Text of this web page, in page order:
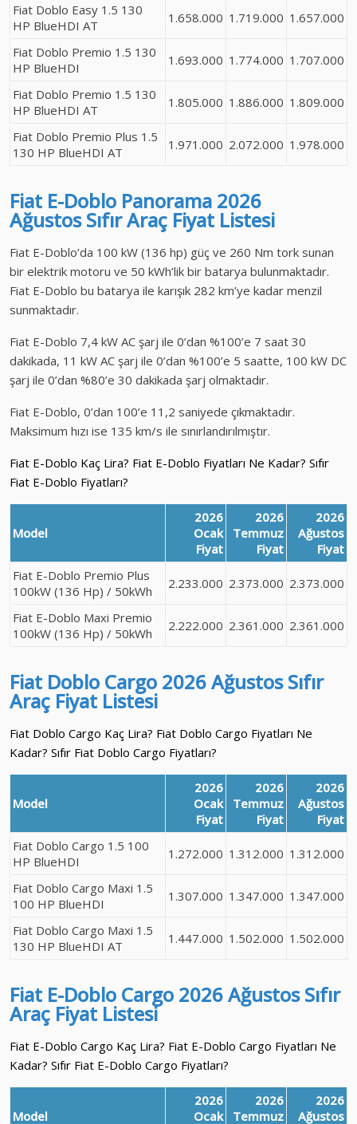
Fiat Doblo Easy 1.5 130
HP BlueHDI AT
1.658.000 1.719.000 1.657.000
Fiat Doblo Premio 1.5 130
HP BlueHDI
1.693.000 1.774.000 1.707.000
Fiat Doblo Premio 1.5 130
HP BlueHDI AT
1.805.000 1.886.000 1.809.000
Fiat Doblo Premio Plus 1.5
130 HP BlueHDI AT
1.971.000 2.072.000 1.978.000
Fiat E-Doblo Panorama 2026
AğustosSıfır Araç Fiyat Listesi
Fiat E-Doblo’da 100 kW (136 hp) güç ve 260 Nm tork sunan
bir elektrik motoru ve 50 kWh’lik bir batarya bulunmaktadır.
Fiat E-Doblo bu batarya ile karışık 282 km’ye kadar menzil
sunmaktadır.
Fiat E-Doblo 7,4 kW AC şarj ile 0’dan %100’e 7 saat 30
dakikada, 11 kW AC şarj ile 0’dan %100’e 5 saatte, 100 kW DC
şarj ile 0’dan %80’e 30 dakikada şarj olmaktadır.
Fiat E-Doblo, 0’dan 100’e 11,2 saniyede çıkmaktadır.
Maksimum hızı ise 135 km/s ile sınırlandırılmıştır.
Fiat E-Doblo Kaç Lira? Fiat E-Doblo Fiyatları Ne Kadar? Sıfır
Fiat E-Doblo Fiyatları?
Model
2026
Ocak
Fiyat
2026
Temmuz
Fiyat
2026
Ağustos
Fiyat
Fiat E-Doblo Premio Plus
100kW (136 Hp) / 50kWh
2.233.000 2.373.000 2.373.000
Fiat E-Doblo Maxi Premio
100kW (136 Hp) / 50kWh
2.222.000 2.361.000 2.361.000
Fiat Doblo Cargo 2026 AğustosSıfır
Araç Fiyat Listesi
Fiat Doblo Cargo Kaç Lira? Fiat Doblo Cargo Fiyatları Ne
Kadar? Sıfır Fiat Doblo Cargo Fiyatları?
Model
2026
Ocak
Fiyat
2026
Temmuz
Fiyat
2026
Ağustos
Fiyat
Fiat Doblo Cargo 1.5 100
HP BlueHDI
1.272.000 1.312.000 1.312.000
Fiat Doblo Cargo Maxi 1.5
100 HP BlueHDI
1.307.000 1.347.000 1.347.000
Fiat Doblo Cargo Maxi 1.5
130 HP BlueHDI AT
1.447.000 1.502.000 1.502.000
Fiat E-Doblo Cargo 2026 AğustosSıfır
Araç Fiyat Listesi
Fiat E-Doblo Cargo Kaç Lira? Fiat E-Doblo Cargo Fiyatları Ne
Kadar? Sıfır Fiat E-Doblo Cargo Fiyatları?
Model
2026
Ocak
2026
Temmuz
2026
Ağustos